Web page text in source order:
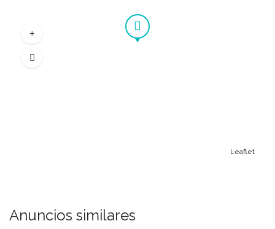
Leaflet
Anuncios similares